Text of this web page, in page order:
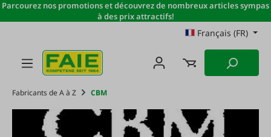
Passer au contenu principal
Parcourez nos promotions et découvrez de nombreux articles sympas
à des prix attractifs!
Français (FR)
Fabricants de A à Z CBM